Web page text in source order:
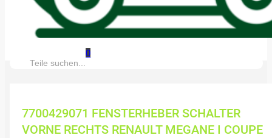
0
Suche:
7700429071 FENSTERHEBER SCHALTER
VORNE RECHTS RENAULT MEGANE I COUPE